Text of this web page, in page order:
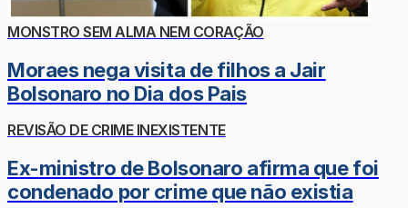
MONSTRO SEM ALMA NEM CORAÇÃO
Moraes nega visita de filhos a Jair
Bolsonaro no Dia dos Pais
REVISÃO DE CRIME INEXISTENTE
Ex-ministro de Bolsonaro afirma que foi
condenado por crime que não existia